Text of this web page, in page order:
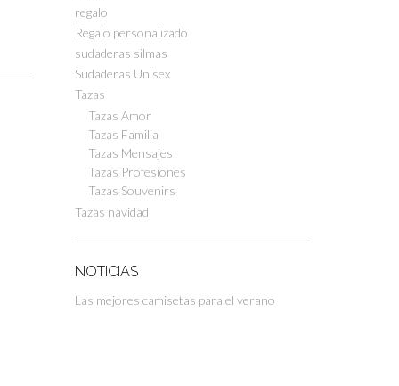
regalo
Regalo personalizado
sudaderas silmas
Sudaderas Unisex
Tazas
Tazas Amor
Tazas Familia
Tazas Mensajes
Tazas Profesiones
Tazas Souvenirs
Tazas navidad
NOTICIAS
Las mejores camisetas para el verano